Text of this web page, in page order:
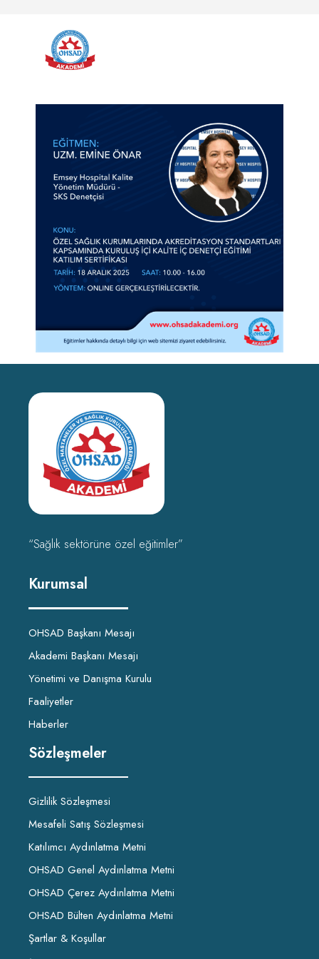
“Sağlık sektörüne özel eğitimler”
Kurumsal
OHSAD Başkanı Mesajı
Akademi Başkanı Mesajı
Yönetimi ve Danışma Kurulu
Faaliyetler
Haberler
Sözleşmeler
Gizlilik Sözleşmesi
Mesafeli Satış Sözleşmesi
Katılımcı Aydınlatma Metni
OHSAD Genel Aydınlatma Metni
OHSAD Çerez Aydınlatma Metni
OHSAD Bülten Aydınlatma Metni
Şartlar & Koşullar